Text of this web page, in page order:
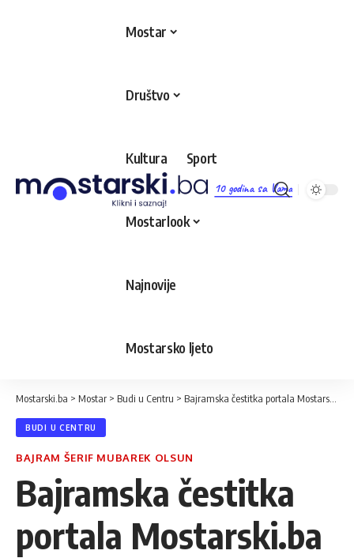
10 godina sa Vama
Mostar
Društvo
Kultura Sport
Mostarlook
Najnovije
Mostarsko ljeto
Mostarski.ba > Mostar > Budi u Centru > Bajramska čestitka portala Mostarski.ba
BUDI U CENTRU
BAJRAM ŠERIF MUBAREK OLSUN
Bajramska čestitka
portala Mostarski.ba